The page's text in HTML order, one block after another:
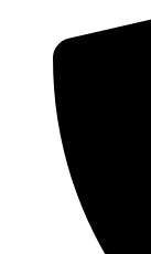
содержимому